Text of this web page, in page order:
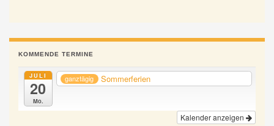
KOMMENDE TERMINE
JULI
20
Mo.
ganztägig Sommerferien
Kalender anzeigen